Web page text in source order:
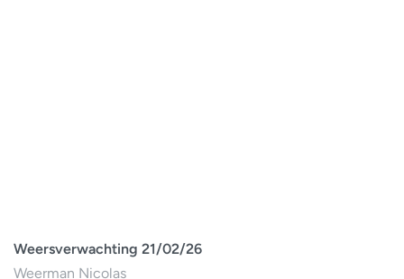
Weersverwachting 21/02/26
Weerman Nicolas